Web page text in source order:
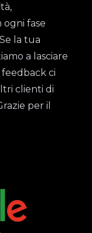
ogni fase
la tua
a lasciare
ci
clienti di
per il